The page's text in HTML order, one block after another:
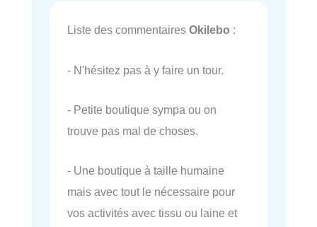
Liste des commentaires Okilebo :
- N'hésitez pas à y faire un tour.
- Petite boutique sympa ou on
trouve pas mal de choses.
- Une boutique à taille humaine
mais avec tout le nécessaire pour
vos activités avec tissu ou laine et